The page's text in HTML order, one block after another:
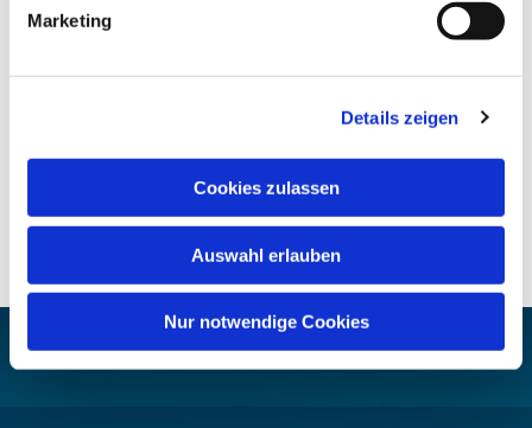
Marketing
Details zeigen
Cookies zulassen
Auswahl erlauben
Nur notwendige Cookies